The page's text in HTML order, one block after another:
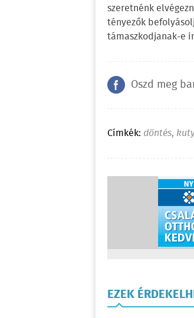
szeretnénk
tényezők
támaszkodjanak-e
Oszd meg
Címkék: döntés,
EZEK